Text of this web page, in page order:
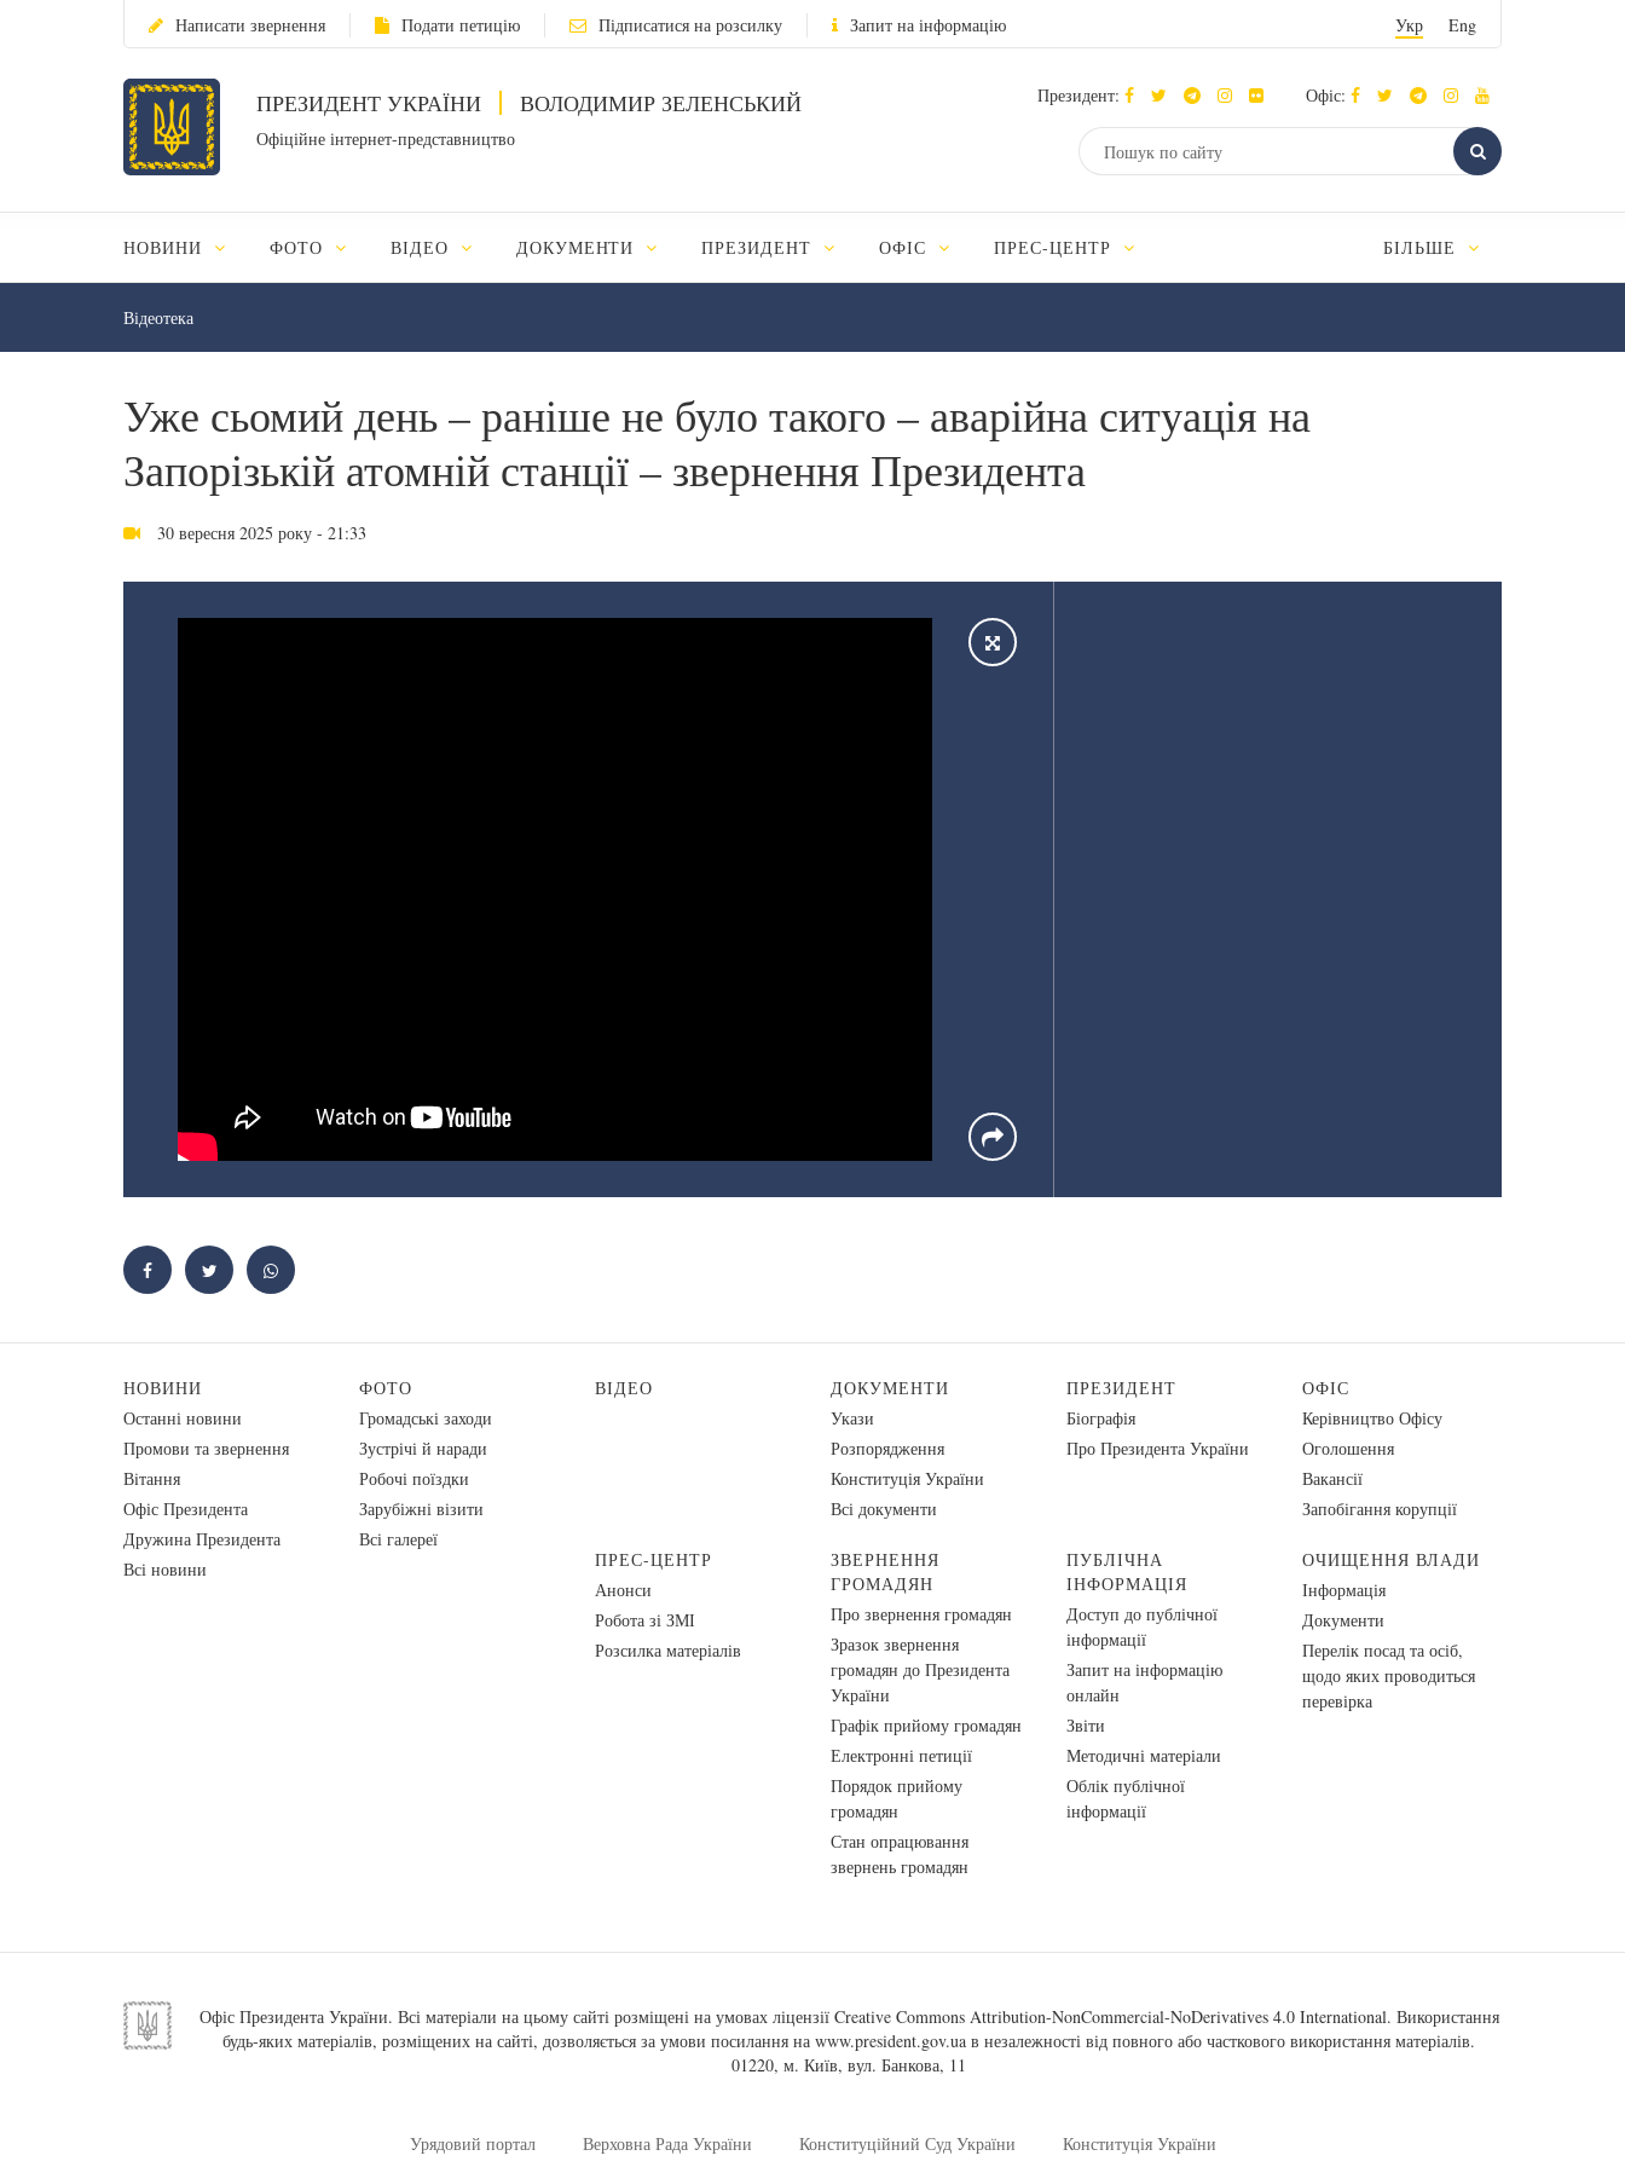
Написати звернення Подати петицію Підписатися на розсилку Запит на інформацію Укр Eng
ПРЕЗИДЕНТ УКРАЇНИ ВОЛОДИМИР ЗЕЛЕНСЬКИЙ
Офіційне інтернет-представництво
Президент: Офіс:
НОВИНИ ФОТО ВІДЕО ДОКУМЕНТИ ПРЕЗИДЕНТ ОФІС ПРЕС-ЦЕНТР БІЛЬШЕ
Відеотека
Уже сьомий день – раніше не було такого – аварійна ситуація на
Запорізькій атомній станції – звернення Президента
30 вересня 2025 року - 21:33
НОВИНИ
Останні новини
Промови та звернення
Вiтання
Офіс Президента
Дружина Президента
Всі новини
ФОТО
Громадські заходи
Зустрічі й наради
Робочі поїздки
Зарубіжні візити
Всі галереї
ВІДЕО
ДОКУМЕНТИ
Укази
Розпорядження
Конституція України
Всі документи
ПРЕЗИДЕНТ
Біографія
Про Президента України
ОФІС
Керівництво Офісу
Оголошення
Вакансії
Запобігання корупції
ПРЕС-ЦЕНТР
Анонси
Робота зі ЗМІ
Розсилка матеріалів
ЗВЕРНЕННЯ
ГРОМАДЯН
Про звернення громадян
Зразок звернення
громадян до Президента
України
Графік прийому громадян
Електронні петиції
Порядок прийому
громадян
Стан опрацювання
звернень громадян
ПУБЛІЧНА
ІНФОРМАЦІЯ
Доступ до публічної
інформації
Запит на інформацію
онлайн
Звіти
Методичні матеріали
Облік публічної
інформації
ОЧИЩЕННЯ ВЛАДИ
Інформація
Документи
Перелік посад та осіб,
щодо яких проводиться
перевірка
Офіс Президента України. Всі матеріали на цьому сайті розміщені на умовах ліцензії Creative Commons Attribution-NonCommercial-NoDerivatives 4.0 International. Використання
будь-яких матеріалів, розміщених на сайті, дозволяється за умови посилання на www.president.gov.ua в незалежності від повного або часткового використання матеріалів.
01220, м. Київ, вул. Банкова, 11
Урядовий портал Верховна Рада України Конституційний Суд України Конституція України